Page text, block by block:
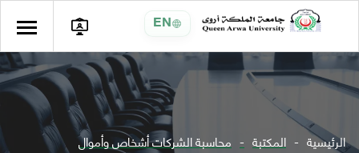
EN
الرئيسية المكتبة محاسبة الشركات أشخاص وأموال